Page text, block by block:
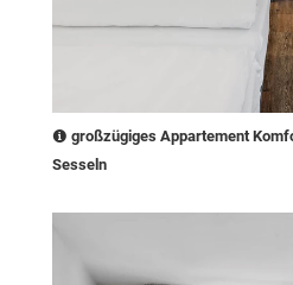
großzügiges Appartement
Sesseln